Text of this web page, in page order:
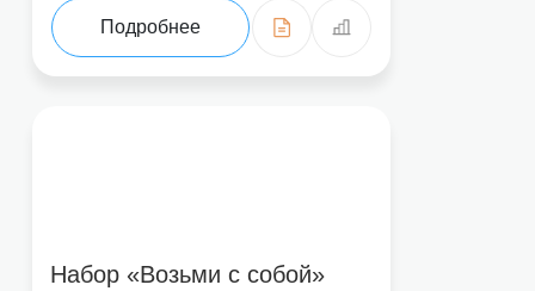
Подробнее
Набор «Возьми с собой»